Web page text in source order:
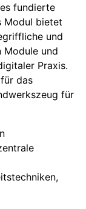
fundierte
Modul bietet
und
Module und
Praxis.
das
für